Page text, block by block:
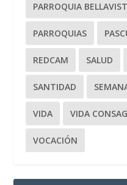
PARROQUIA
PARROQUIAS
REDCAM SALUD
SANTIDAD
VIDA VIDA
VOCACIÓN